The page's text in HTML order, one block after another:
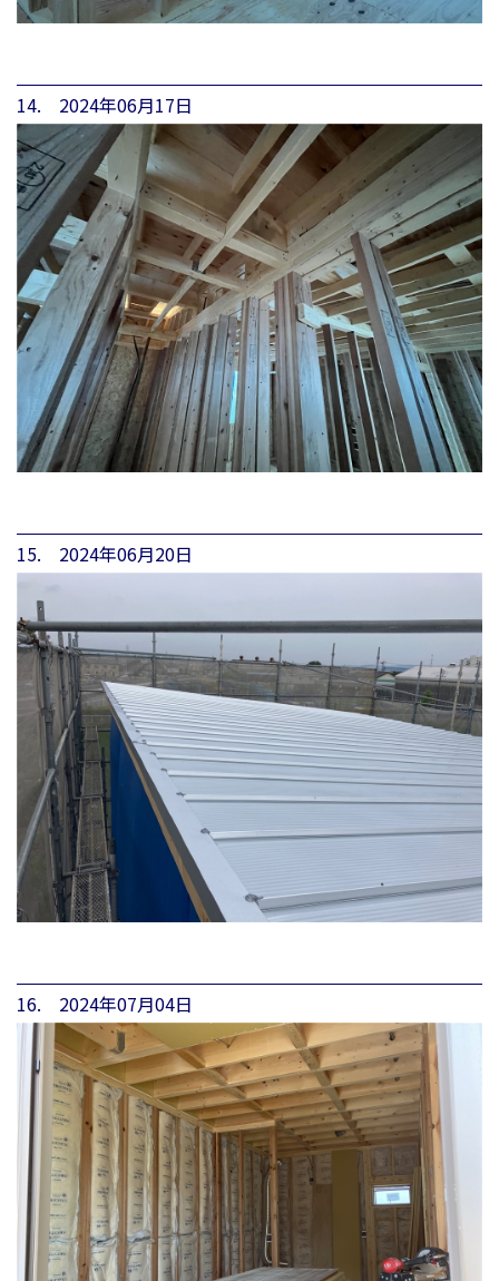
14. 2024年06月17日
15. 2024年06月20日
16. 2024年07月04日